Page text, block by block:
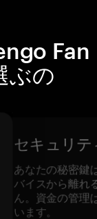
Fan
ぶの
セキュリテ
あなたの秘密鍵
バイスから離れ
ん。資金の管理
います。